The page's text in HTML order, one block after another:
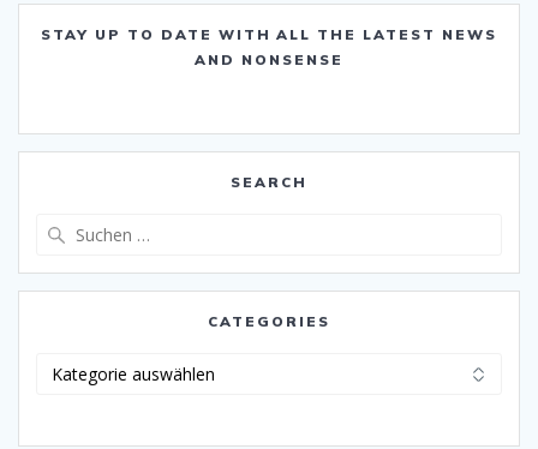
STAY UP TO DATE WITH ALL THE LATEST NEWS
AND NONSENSE
SEARCH
CATEGORIES